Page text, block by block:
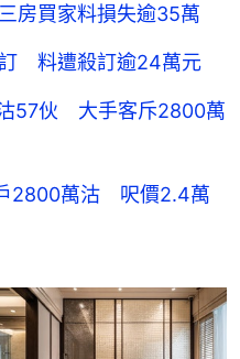
房買家料損失逾35萬
料遭殺訂逾24萬元
57伙 大手客斥2800萬
2800萬沽 呎價2.4萬